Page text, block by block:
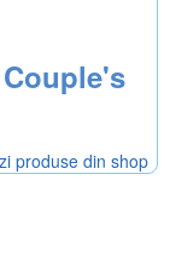
produse din shop